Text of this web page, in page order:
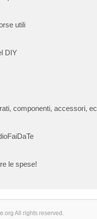
utili
DIY
componenti, accessori,
le spese!
All rights reserved.